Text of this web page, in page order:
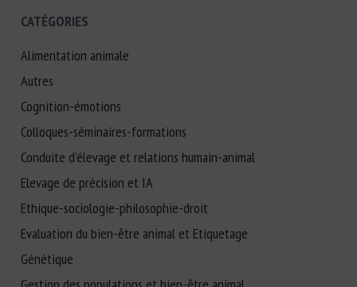
CATÉGORIES
Alimentation animale
Autres
Cognition-émotions
Colloques-séminaires-formations
Conduite d'élevage et relations humain-animal
Elevage de précision et IA
Ethique-sociologie-philosophie-droit
Evaluation du bien-être animal et Etiquetage
Génétique